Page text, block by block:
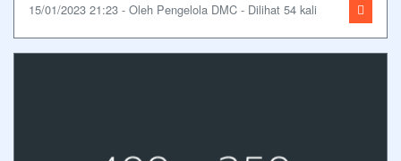
15/01/2023 21:23 - Oleh Pengelola DMC - Dilihat 54 kali